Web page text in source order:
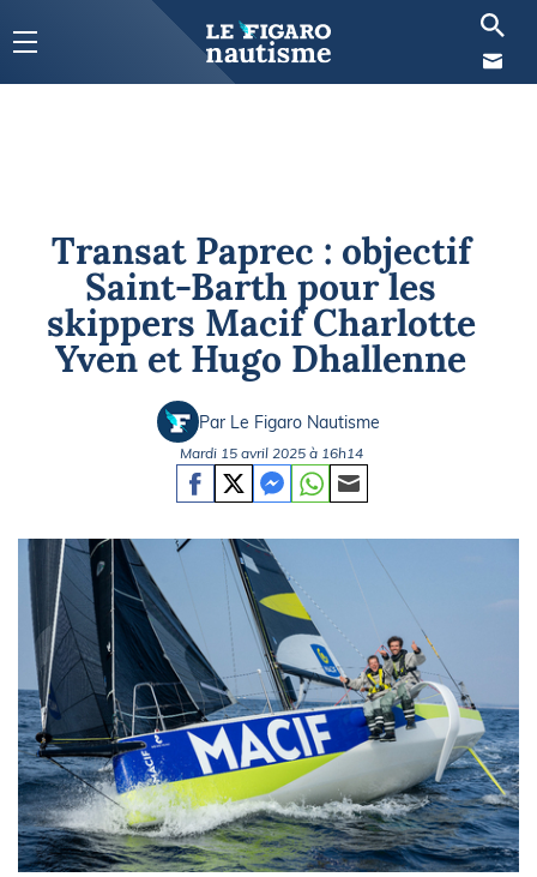
Transat Paprec : objectif
Saint-Barth pour les
skippers Macif Charlotte
Yven et Hugo Dhallenne
Par Le Figaro Nautisme
Mardi 15 avril 2025 à 16h14